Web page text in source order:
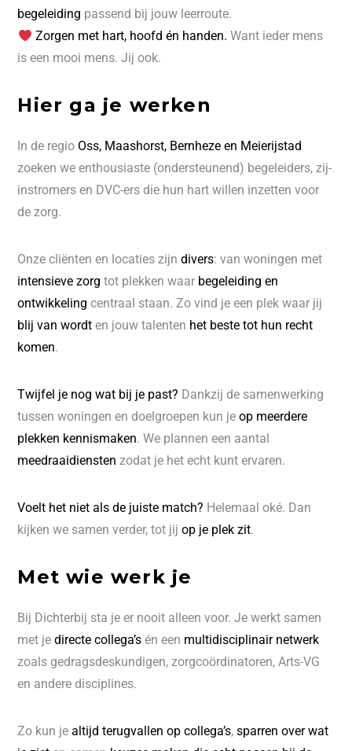
begeleiding passend bij jouw leerroute.
Zorgen met hart, hoofd én handen. Want ieder mens
is een mooi mens. Jij ook.
Hier ga je werken
In de regio Oss, Maashorst, Bernheze en Meierijstad
zoeken we enthousiaste (ondersteunend) begeleiders, zij-
instromers en DVC-ers die hun hart willen inzetten voor
de zorg.
Onze cliënten en locaties zijndivers: van woningen met
intensieve zorg tot plekken waar begeleiding en
ontwikkeling centraal staan. Zo vind je een plek waar jij
blij van wordt en jouw talenten het beste tot hun recht
komen.
Twijfel je nog wat bij je past? Dankzij de samenwerking
tussen woningen en doelgroepen kun jeop meerdere
plekken kennismaken. We plannen een aantal
meedraaidiensten zodat je het echt kunt ervaren.
Voelt het niet als de juiste match? Helemaal oké. Dan
kijken we samen verder, tot jijop je plek zit.
Met wie werk je
Bij Dichterbij sta je er nooit alleen voor. Je werkt samen
met jedirecte collega’s én een multidisciplinair netwerk
zoals gedragsdeskundigen, zorgcoördinatoren, Arts-VG
en andere disciplines.
Zo kun jealtijd terugvallen op collega’s,sparren over wat